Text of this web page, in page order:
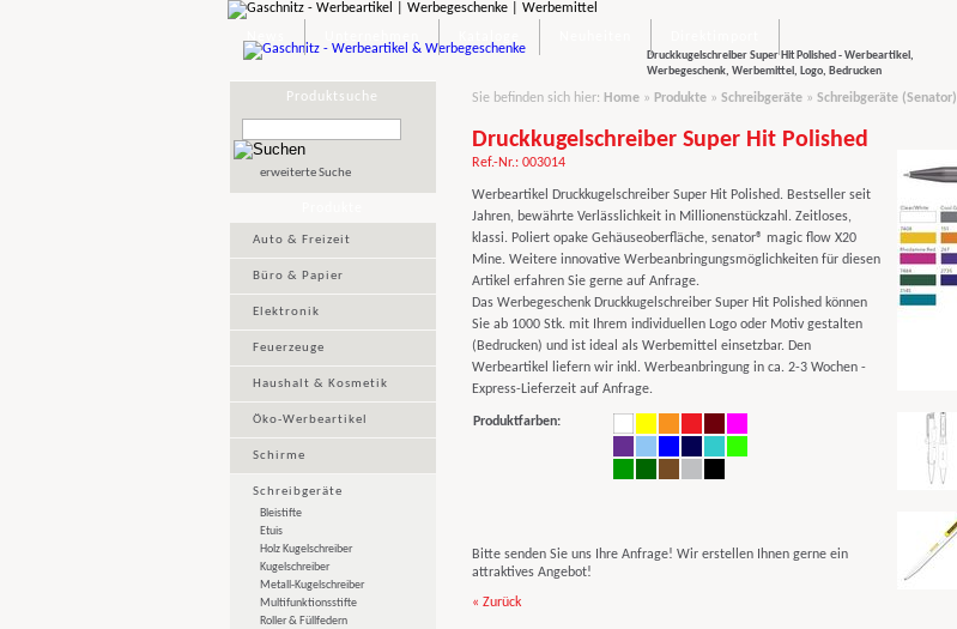
Druckkugelschreiber Super Hit Polished - Werbeartikel,
Werbegeschenk, Werbemittel, Logo, Bedrucken
Produktsuche
erweiterte Suche
Auto & Freizeit
Büro & Papier
Elektronik
Feuerzeuge
Haushalt & Kosmetik
Öko-Werbeartikel
Schirme
Schreibgeräte
Bleistifte
Etuis
Holz Kugelschreiber
Kugelschreiber
Metall-Kugelschreiber
Multifunktionsstifte
Roller & Füllfedern
Sie befinden sich hier: Home» Produkte» Schreibgeräte» Schreibgeräte (Senator)
Druckkugelschreiber Super Hit Polished
Ref.-Nr.: 003014
Werbeartikel Druckkugelschreiber Super Hit Polished. Bestseller seit
Jahren, bewährte Verlässlichkeit in Millionenstückzahl. Zeitloses,
klassi. Poliert opake Gehäuseoberfläche, senator® magic flow X20
Mine. Weitere innovative Werbeanbringungsmöglichkeiten für diesen
Artikel erfahren Sie gerne auf Anfrage.
Das Werbegeschenk Druckkugelschreiber Super Hit Polished können
Sie ab 1000 Stk. mit Ihrem individuellen Logo oder Motiv gestalten
(Bedrucken) und ist ideal als Werbemittel einsetzbar. Den
Werbeartikel liefern wir inkl. Werbeanbringung in ca. 2-3 Wochen -
Express-Lieferzeit auf Anfrage.
Produktfarben:
Bitte senden Sie uns Ihre Anfrage! Wir erstellen Ihnen gerne ein
attraktives Angebot!
« Zurück